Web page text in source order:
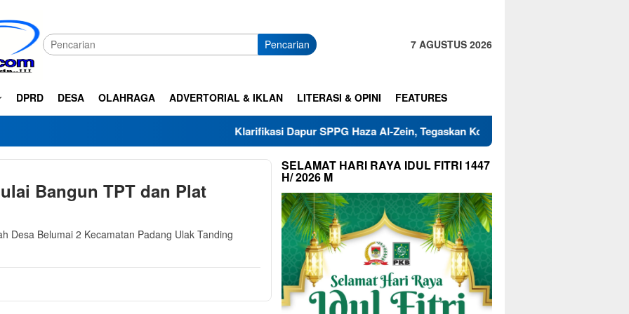
Pencarian 7 AGUSTUS 2026
DPRD DESA OLAHRAGA ADVERTORIAL & IKLAN LITERASI & OPINI FEATURES
Klarifikasi Dapur SPPG Haza Al-Zein, Tegaskan Komitmen Jaga Mutu Makanan
Bangun TPT dan Plat
Desa Belumai 2 Kecamatan Padang Ulak Tanding
SELAMAT HARI RAYA IDUL FITRI 1447
H/ 2026 M